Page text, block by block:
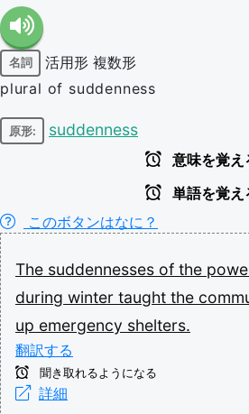
名詞 活用形 複数形
plural of suddenness
原形: suddenness
意味を覚え
単語を覚え
このボタンはなに？
The suddennesses of the
during winter taught the
up emergency shelters.
翻訳する
聞き取れるようになる
詳細